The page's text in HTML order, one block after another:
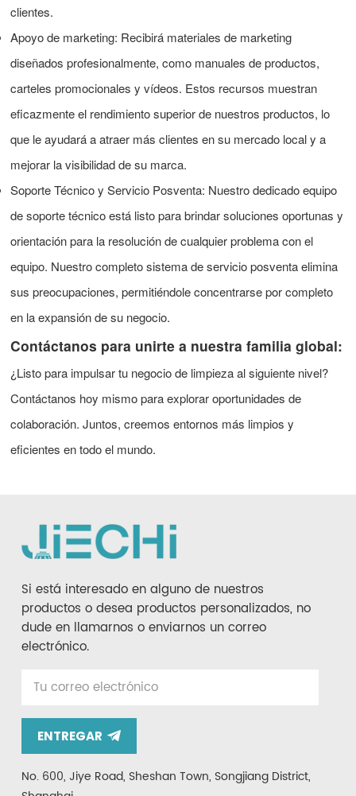
clientes.
Apoyo de marketing: Recibirá materiales de marketing
diseñados profesionalmente, como manuales de productos,
carteles promocionales y vídeos. Estos recursos muestran
eficazmente el rendimiento superior de nuestros productos, lo
que le ayudará a atraer más clientes en su mercado local y a
mejorar la visibilidad de su marca.
Soporte Técnico y Servicio Posventa: Nuestro dedicado equipo
de soporte técnico está listo para brindar soluciones oportunas y
orientación para la resolución de cualquier problema con el
equipo. Nuestro completo sistema de servicio posventa elimina
sus preocupaciones, permitiéndole concentrarse por completo
en la expansión de su negocio.
Contáctanos para unirte a nuestra familia global:
¿Listo para impulsar tu negocio de limpieza al siguiente nivel?
Contáctanos hoy mismo para explorar oportunidades de
colaboración. Juntos, creemos entornos más limpios y
eficientes en todo el mundo.
Si está interesado en alguno de nuestros
productos o desea productos personalizados, no
dude en llamarnos o enviarnos un correo
electrónico.
ENTREGAR
No. 600, Jiye Road, Sheshan Town, Songjiang District,